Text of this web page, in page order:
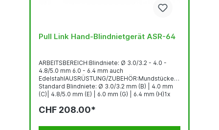
Pull Link Hand-Blindnietgerät ASR-64
ARBEITSBEREICH:Blindniete: Ø 3.0/3.2 - 4.0 -
4.8/5.0 mm 6.0 - 6.4 mm auch
EdelstahlAUSRÜSTUNG/ZUBEHÖR:Mundstücke
Standard Blindniete: Ø 3.0/3.2 mm (B) | 4.0 mm
(C)| 4.8/5.0 mm (E) | 6.0 mm (G) | 6.4 mm (H)1x
CHF 208.00*